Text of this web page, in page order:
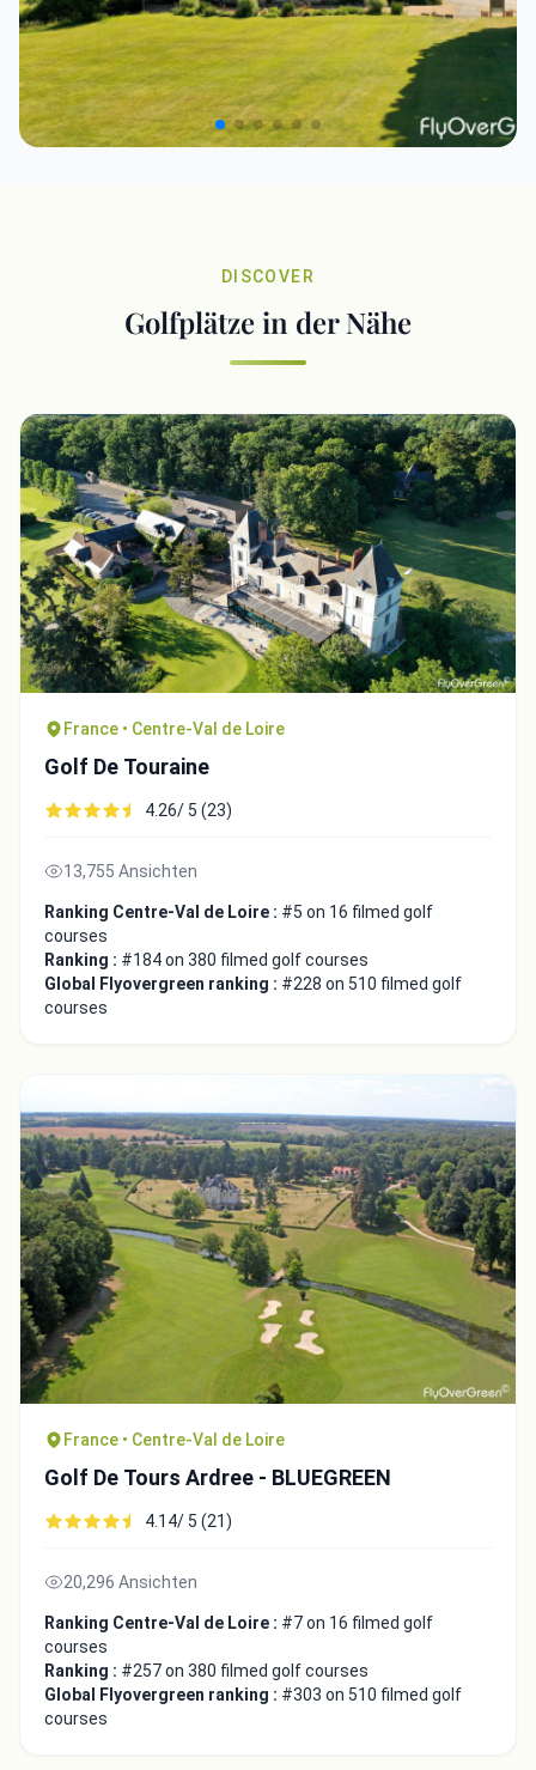
DISCOVER
Golfplätze in der Nähe
France • Centre-Val de Loire
Golf De Touraine
4.26/ 5 (23)
13,755 Ansichten
Ranking Centre-Val de Loire : #5 on 16 filmed golf
courses
Ranking : #184 on 380 filmed golf courses
Global Flyovergreen ranking : #228 on 510 filmed golf
courses
France • Centre-Val de Loire
Golf De Tours Ardree - BLUEGREEN
4.14/ 5 (21)
20,296 Ansichten
Ranking Centre-Val de Loire : #7 on 16 filmed golf
courses
Ranking : #257 on 380 filmed golf courses
Global Flyovergreen ranking : #303 on 510 filmed golf
courses